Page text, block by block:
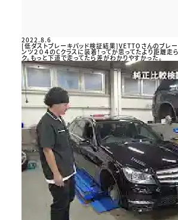
2022.8.6
[低ダストブレーキパッド検証結果]VETTOさんのブレー
ンツ２０４のCクラスに装着！ってか思ってたより距離走
ク。もっと下道で走ってたら差がわかりやすかった。